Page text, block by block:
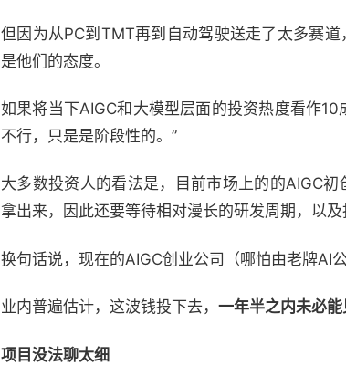
但因为从PC到TMT再到自动驾驶送走了太多赛
是他们的态度。
如果将当下AIGC和大模型层面的投资热度看作10
不行，只是是阶段性的。”
大多数投资人的看法是，目前市场上的的AIGC
拿出来，因此还要等待相对漫长的研发周期，以及
换句话说，现在的AIGC创业公司（哪怕由老牌AI
业内普遍估计，这波钱投下去， 一年半之内未必能
项目没法聊太细